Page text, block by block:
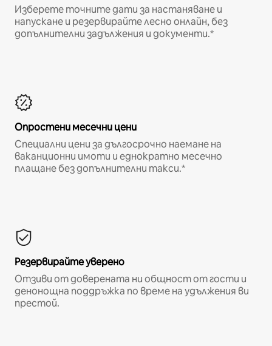
Изберете точните дати за настаняване и
напускане и резервирайте лесно онлайн, без
допълнителни задължения и документи.*
Опростени месечни цени
Специални цени за дългосрочно наемане на
ваканционни имоти и еднократно месечно
плащане без допълнителни такси.*
Резервирайте уверено
Отзиви от доверената ни общност от гости и
денонощна поддръжка по време на удължения ви
престой.